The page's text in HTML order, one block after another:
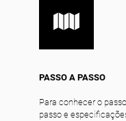
PASSO A PASSO
Para conhecer o
passo e